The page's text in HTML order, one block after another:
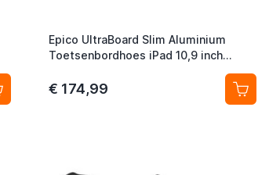
Epico UltraBoard Slim Aluminium
Toetsenbordhoes iPad 10,9 inch
(2022) / iPad 11 inch (2025) QWERTY
US Space Black
€ 174,99